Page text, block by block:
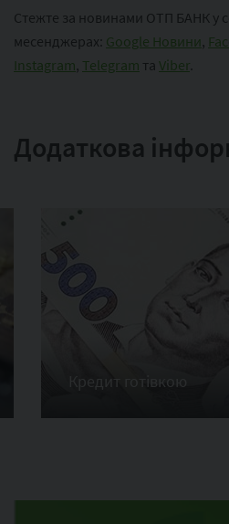
Стежте за новинами ОТП БАНК у
месенджерах: Google Новини,
Instagram, Telegram та Viber
Додаткова
Кредит готівкою